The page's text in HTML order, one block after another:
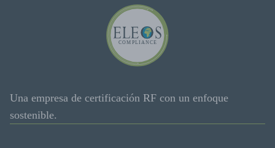
Una empresa de certificación RF con un enfoque
sostenible.